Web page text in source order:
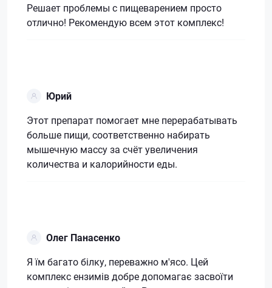
Решает проблемы с пищеварением просто
отлично! Рекомендую всем этот комплекс!
Юрий
Этот препарат помогает мне перерабатывать
больше пищи, соответственно набирать
мышечную массу за счёт увеличения
количества и калорийности еды.
Олег Панасенко
Я їм багато білку, переважно м'ясо. Цей
комплекс ензимів добре допомагає засвоїти